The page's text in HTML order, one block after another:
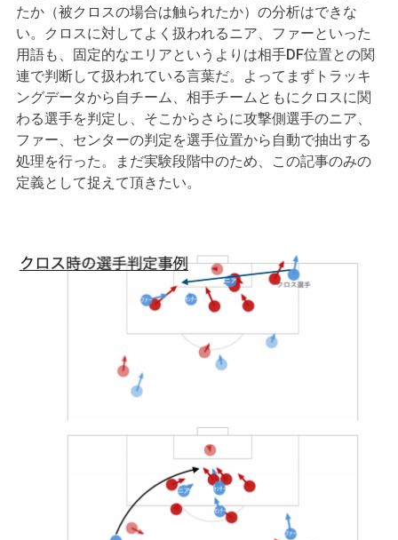
たか（被クロスの場合は触られたか）の分析はできな
い。クロスに対してよく扱われるニア、ファーといった
用語も、固定的なエリアというよりは相手DF位置との関
連で判断して扱われている言葉だ。よってまずトラッキ
ングデータから自チーム、相手チームともにクロスに関
わる選手を判定し、そこからさらに攻撃側選手のニア、
ファー、センターの判定を選手位置から自動で抽出する
処理を行った。まだ実験段階中のため、この記事のみの
定義として捉えて頂きたい。